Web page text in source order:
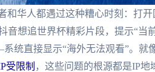
华人都遇过这种糟心时刻：打
想追世界杯精彩片段，提示“当
统直接显示“海外无法观看”。就
受限制 ，这些问题的根源都是IP地